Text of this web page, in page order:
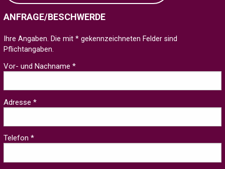
ANFRAGE/BESCHWERDE
Ihre Angaben. Die mit * gekennzeichneten Felder sind
Pflichtangaben.
Vor- und Nachname *
Adresse *
Telefon *